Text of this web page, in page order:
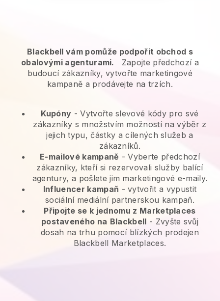
Blackbell vám pomůže podpořit obchod s
obalovými agenturami.
Zapojte předchozí a
budoucí zákazníky, vytvořte marketingové
kampaně a prodávejte na trzích.
Kupóny - Vytvořte slevové kódy pro své
zákazníky s množstvím možností na výběr z
jejich typu, částky a cílených služeb a
zákazníků.
E-mailové kampaně -Vyberte předchozí
zákazníky, kteří si rezervovali služby balící
agentury, a pošlete jim marketingové e-maily.
Influencer kampaň - vytvořit a vypustit
sociální mediální partnerskou kampaň.
Připojte se k jednomu z Marketplaces
postaveného na Blackbell - Zvyšte svůj
dosah na trhu pomocí blízkých prodejen
Blackbell Marketplaces.